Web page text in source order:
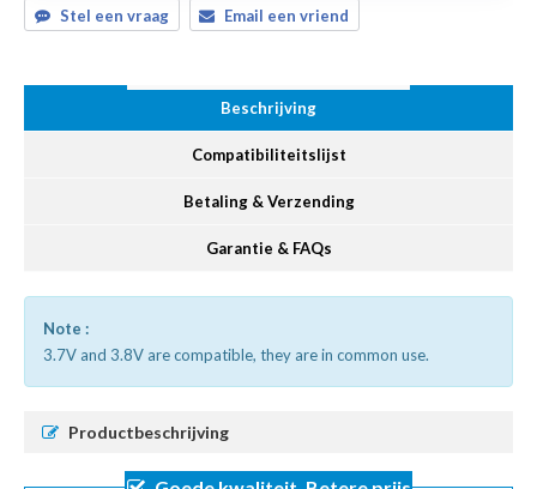
Stel een vraag Email een vriend
Beschrijving
Compatibiliteitslijst
Betaling & Verzending
Garantie & FAQs
Note :
3.7V and 3.8V are compatible, they are in common use.
Productbeschrijving